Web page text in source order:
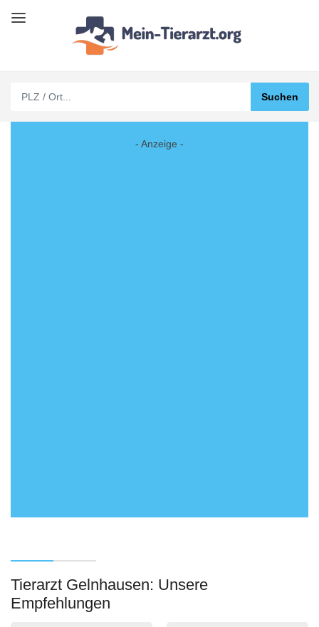
- Anzeige -
Tierarzt Gelnhausen: Unsere
Empfehlungen